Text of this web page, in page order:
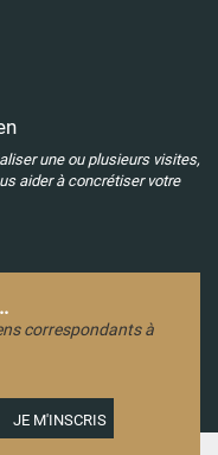
une ou plusieurs visites,
aider à concrétiser votre
correspondants à
JE M'INSCRIS